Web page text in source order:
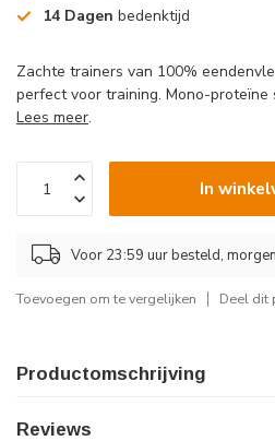
14 Dagen bedenktijd
Zachte trainers van 100%
perfect voor training. Mono-proteïne
Lees meer.
In
Voor 23:59 uur besteld,
Toevoegen om te vergelijken Deel dit
Productomschrijving
Reviews